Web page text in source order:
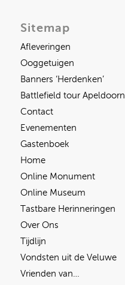
Sitemap
Afleveringen
Ooggetuigen
Banners ‘Herdenken’
Battlefield tour Apeldoorn
Contact
Evenementen
Gastenboek
Home
Online Monument
Online Museum
Tastbare Herinneringen
Over Ons
Tijdlijn
Vondsten uit de Veluwe
Vrienden van…